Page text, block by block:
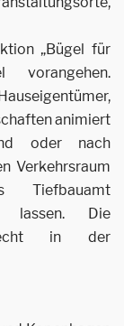
„Bügel für
vorangehen.
animiert
oder nach
Verkehrsraum
lassen. Die
in der